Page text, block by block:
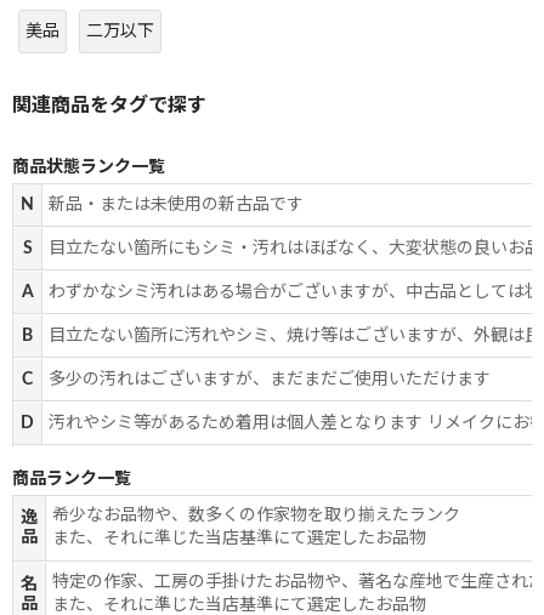
美品 二万以下
商品状態ランク一覧
N 新品・または未使用の新古品です
S 目立たない箇所にもシミ・汚れはほぼなく、大変状態の良いお
A わずかなシミ汚れはある場合がございますが、中古品としては
B 目立たない箇所に汚れやシミ、焼け等はございますが、外観は
C 多少の汚れはございますが、まだまだご使用いただけます
D 汚れやシミ等があるため着用は個人差となります リメイクにお
商品ランク一覧
逸
品
希少なお品物や、数多くの作家物を取り揃えたランク
また、それに準じた当店基準にて選定したお品物
名
品
特定の作家、工房の手掛けたお品物や、著名な産地で生産され
また、それに準じた当店基準にて選定したお品物